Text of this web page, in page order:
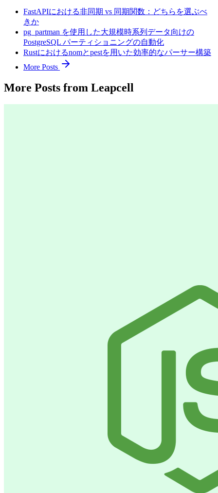
FastAPIにおける非同期 vs 同期関数：どちらを選ぶべ
きか
pg_partman を使用した大規模時系列データ向けの
PostgreSQL パーティショニングの自動化
Rustにおけるnomとpestを用いた効率的なパーサー構築
More Posts
More Posts from Leapcell